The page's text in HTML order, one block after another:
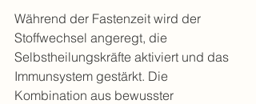
Während der Fastenzeit wird der
Stoffwechsel angeregt, die
Selbstheilungskräfte aktiviert und das
Immunsystem gestärkt. Die
Kombination aus bewusster